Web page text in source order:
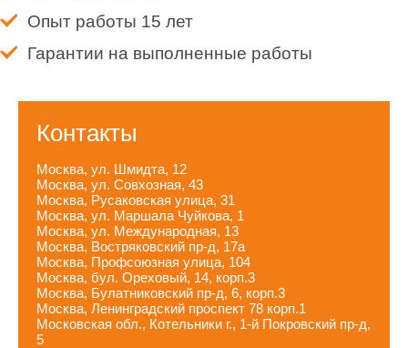
Опыт работы 15 лет
Гарантии на выполненные работы
Контакты
Москва, ул. Шмидта, 12
Москва, ул. Совхозная, 43
Москва, Русаковская улица, 31
Москва, ул. Маршала Чуйкова, 1
Москва, ул. Международная, 13
Москва, Востряковский пр-д, 17а
Москва, Профсоюзная улица, 104
Москва, бул. Ореховый, 14, корп.3
Москва, Булатниковский пр-д, 6, корп.3
Москва, Ленинградский проспект 78 корп.1
Московская обл., Котельники г., 1-й Покровский пр-д,
5